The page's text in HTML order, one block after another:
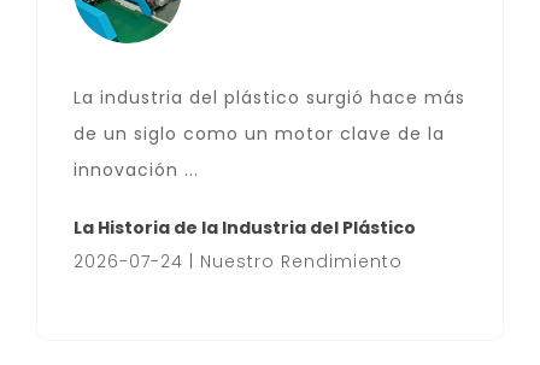
La industria del plástico surgió hace más
de un siglo como un motor clave de la
innovación ...
La Historia de la Industria del Plástico
2026-07-24 | Nuestro Rendimiento